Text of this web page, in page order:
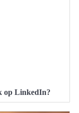
op LinkedIn?